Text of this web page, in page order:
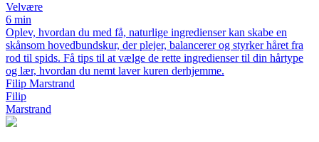
Velvære
6 min
Oplev, hvordan du med få, naturlige ingredienser kan skabe en
skånsom hovedbundskur, der plejer, balancerer og styrker håret fra
rod til spids. Få tips til at vælge de rette ingredienser til din hårtype
og lær, hvordan du nemt laver kuren derhjemme.
Filip Marstrand
Filip
Marstrand